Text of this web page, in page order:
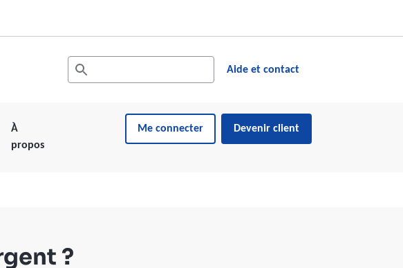
Rechercher dans le site web
Les résultats suggérés s'affichent dynamiquement sous le champ de
Aide et contact
À
propos
Me connecter Devenir client
?